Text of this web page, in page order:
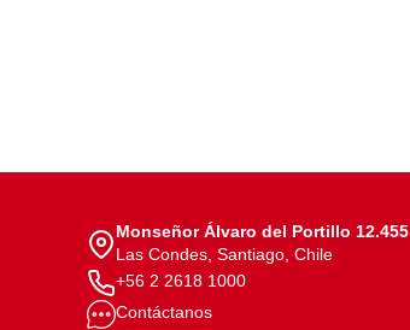
Monseñor Álvaro del Portillo 12.455
Las Condes, Santiago, Chile
+56 2 2618 1000
Contáctanos